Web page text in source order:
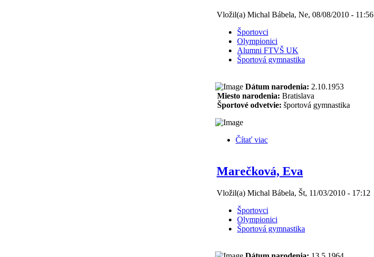
Vložil(a) Michal Bábela, Ne, 08/08/2010 - 11:56
Športovci
Olympionici
Alumni FTVŠ UK
Športová gymnastika
Dátum narodenia: 2.10.1953
Miesto narodenia: Bratislava
Športové odvetvie: športová gymnastika
Čítať viac
Marečková, Eva
Vložil(a) Michal Bábela, Št, 11/03/2010 - 17:12
Športovci
Olympionici
Športová gymnastika